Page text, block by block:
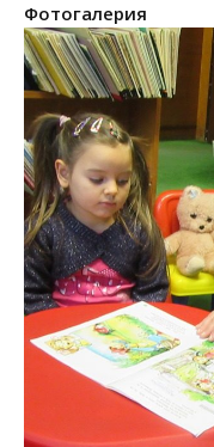
Фотогалерия